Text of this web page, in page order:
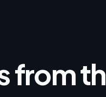
from